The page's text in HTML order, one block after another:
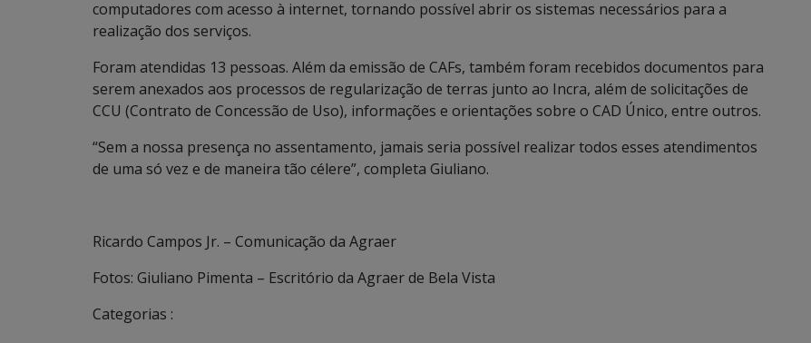
computadores com acesso à internet, tornando possível abrir os sistemas necessários para a
realização dos serviços.
Foram atendidas 13 pessoas. Além da emissão de CAFs, também foram recebidos documentos para
serem anexados aos processos de regularização de terras junto ao Incra, além de solicitações de
CCU (Contrato de Concessão de Uso), informações e orientações sobre o CAD Único, entre outros.
“Sem a nossa presença no assentamento, jamais seria possível realizar todos esses atendimentos
de uma só vez e de maneira tão célere”, completa Giuliano.
Ricardo Campos Jr. – Comunicação da Agraer
Fotos: Giuliano Pimenta – Escritório da Agraer de Bela Vista
Categorias :